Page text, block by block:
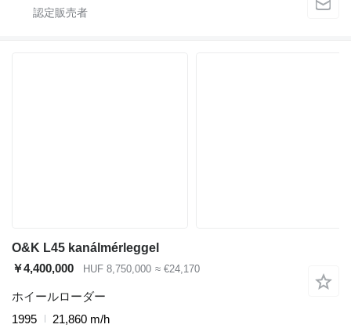
O&K L45 kanálmérleggel
￥4,400,000
HUF 8,750,000 ≈ €24,170
ホイールローダー
1995
21,860 m/h